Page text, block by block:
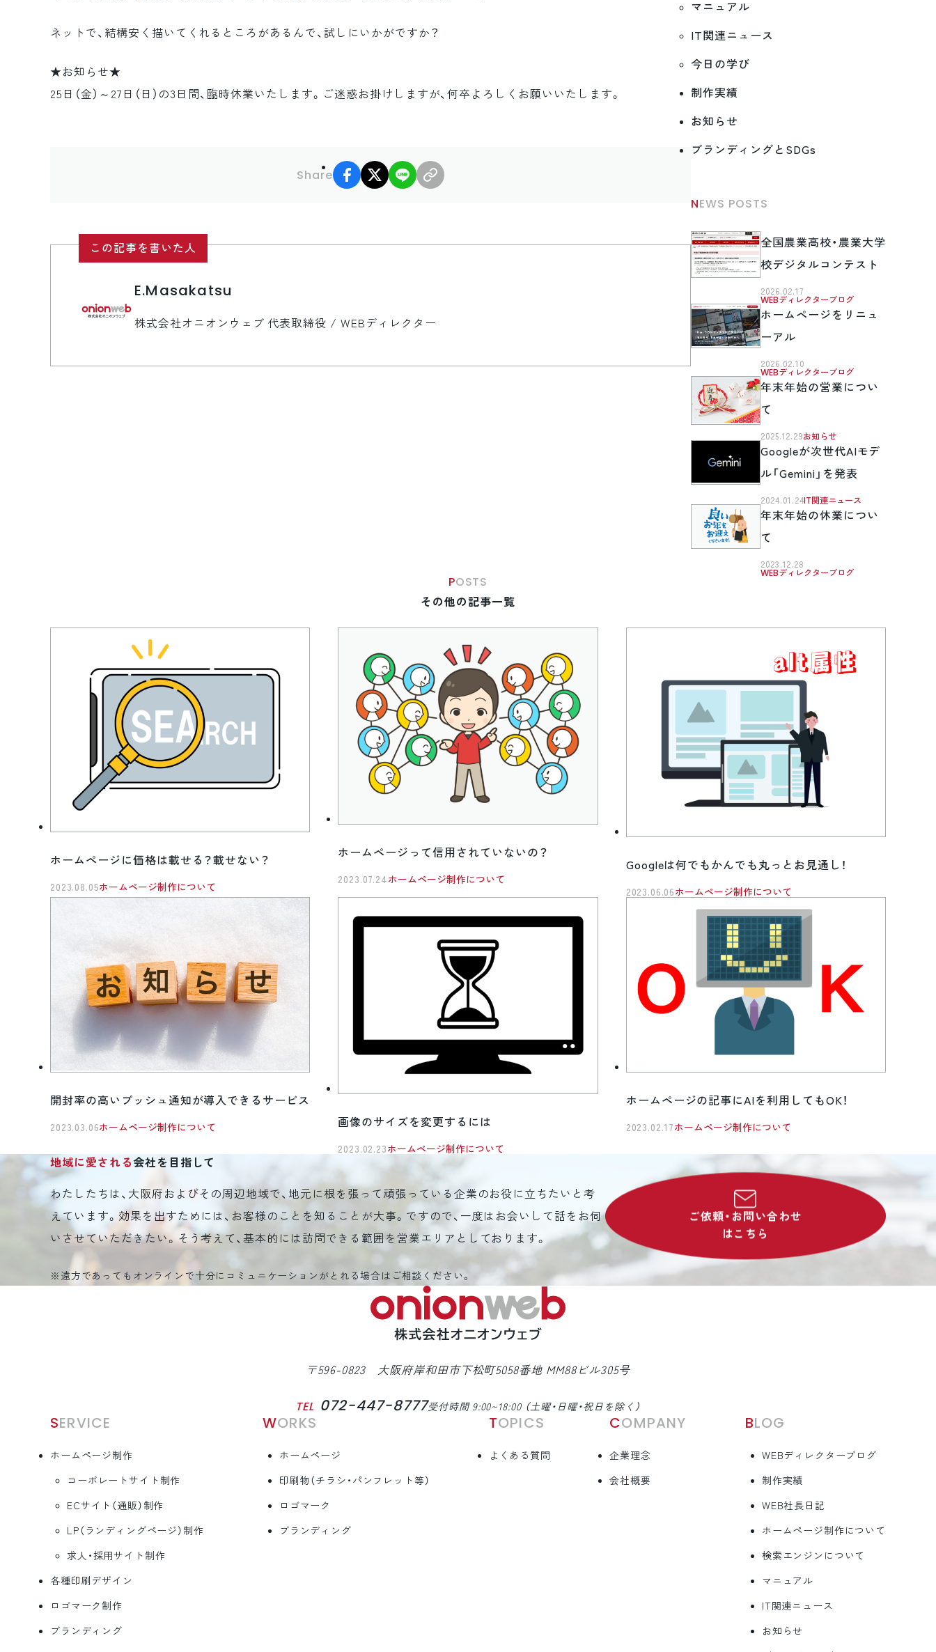
ネットで、結構安く描いてくれるところがあるんで、試しにいかがですか？
★お知らせ★
25日（金）～27日（日）の3日間、臨時休業いたします。ご迷惑お掛けしますが、何卒よろしくお願いいたします。
Share
facebook
X LINE
この記事を書いた人
E.Masakatsu
株式会社オニオンウェブ 代表取締役 / WEBディレクター
マニュアル
IT関連ニュース
今日の学び
制作実績
お知らせ
ブランディングとSDGs
NEWS POSTS
全国農業高校・農業大学
校デジタルコンテスト
2026.02.17
WEBディレクターブログ
ホームページをリニュ
ーアル
2026.02.10
WEBディレクターブログ
年末年始の営業につい
て
2025.12.29お知らせ
Googleが次世代AIモデ
ル「Gemini」を発表
2024.01.24 IT関連ニュース
年末年始の休業につい
て
2023.12.28
WEBディレクターブログ
POSTS
その他の記事一覧
ホームページに価格は載せる？載せない？
2023.08.05ホームページ制作について
ホームページって信用されていないの？
2023.07.24 ホームページ制作について
Googleは何でもかんでも丸っとお見通し！
2023.06.06 ホームページ制作について
開封率の高いプッシュ通知が導入できるサービス
2023.03.06ホームページ制作について
画像のサイズを変更するには
2023.02.23 ホームページ制作について
ホームページの記事にAIを利用してもOK！
2023.02.17 ホームページ制作について
地域に愛される会社を目指して
わたしたちは、大阪府およびその周辺地域で、地元に根を張って頑張っている企業のお役に立ちたいと考
えています。効果を出すためには、お客様のことを知ることが大事。ですので、一度はお会いして話をお伺
いさせていただきたい。そう考えて、基本的には訪問できる範囲を営業エリアとしております。
※遠方であってもオンラインで十分にコミュニケーションがとれる場合はご相談ください。
ご依頼・お問い合わせ
はこちら
〒596-0823 大阪府岸和田市下松町5058番地 MM88ビル305号
TEL 072-447-8777受付時間 9:00~18:00 （土曜・日曜・祝日を除く）
SERVICE
ホームページ制作
コーポレートサイト制作
ECサイト（通販）制作
LP（ランディングページ）制作
求人・採用サイト制作
各種印刷デザイン
ロゴマーク制作
ブランディング
WORKS
ホームページ
印刷物（チラシ・パンフレット等）
ロゴマーク
ブランディング
TOPICS
よくある質問
COMPANY
企業理念
会社概要
BLOG
WEBディレクターブログ
制作実績
WEB社長日記
ホームページ制作について
検索エンジンについて
マニュアル
IT関連ニュース
お知らせ